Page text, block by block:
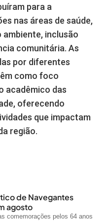
para a
nas áreas de saúde,
ambiente, inclusão
comunitária. As
por diferentes
como foco
acadêmico das
oferecendo
que impactam
região.
de Navegantes
agosto
comemorações pelos 64 anos